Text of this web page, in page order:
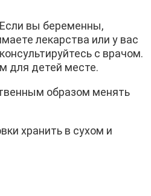
вы беременны,
лекарства или у вас
с врачом.
для детей месте.
образом менять
хранить в сухом и